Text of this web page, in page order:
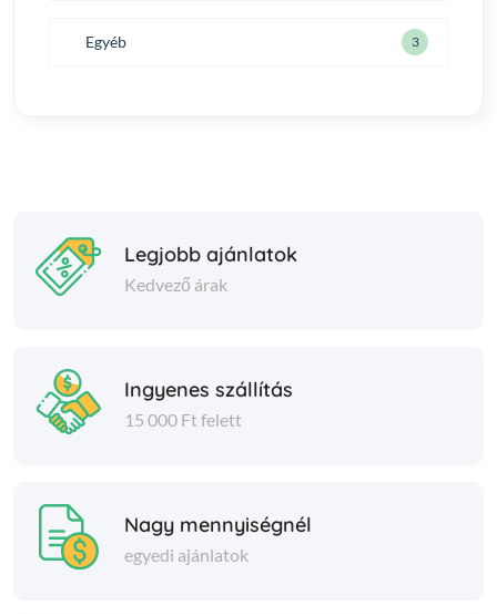
Egyéb 3
Legjobb ajánlatok
Kedvező árak
Ingyenes szállítás
15 000 Ft felett
Nagy mennyiségnél
egyedi ajánlatok